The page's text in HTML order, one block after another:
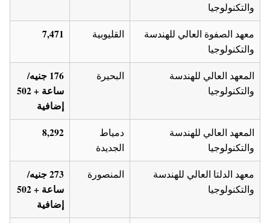
والتكنولوجيا
معهد الصفوة العالي للهندسة
والتكنولوجيا
القليوبية 7,471
المعهد العالي للهندسة
والتكنولوجيا
البحيرة
176 جنيه/
ساعة + 502
إضافية
المعهد العالي للهندسة
والتكنولوجيا
دمياط
الجديدة
8,292
معهد الدلتا العالي للهندسة
والتكنولوجيا
المنصورة
273 جنيه/
ساعة + 502
إضافية